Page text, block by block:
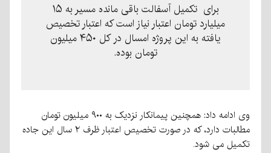
برای تکمیل آسفالت باقی مانده مسیر به ۱۵
میلیارد تومان اعتبار نیاز است که اعتبار تخصیص
یافته به این پروژه امسال در کل ۴۵۰ میلیون
تومان بوده.
وی ادامه داد: همچنین پیمانکار نزدیک به ۹۰۰ میلیون تومان
مطالبات دارد، که در صورت تخصیص اعتبار ظرف ۲ سال این جاده
تکمیل می شود.